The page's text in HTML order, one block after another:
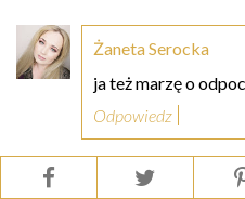
Żaneta Serocka
ja też marzę o
Odpowiedz